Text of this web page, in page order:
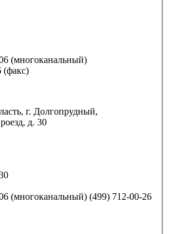
(многоканальный)
(факс)
г. Долгопрудный,
д. 30
(499) 712-00-26